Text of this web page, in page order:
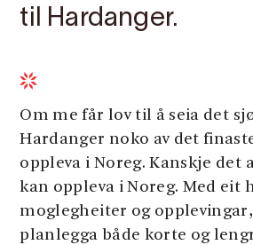
til Hardanger.
Om me får lov til å seia det
Hardanger noko av det
oppleva i Noreg. Kanskje det
kan oppleva i Noreg. Med eit
moglegheiter og
planlegga både korte og